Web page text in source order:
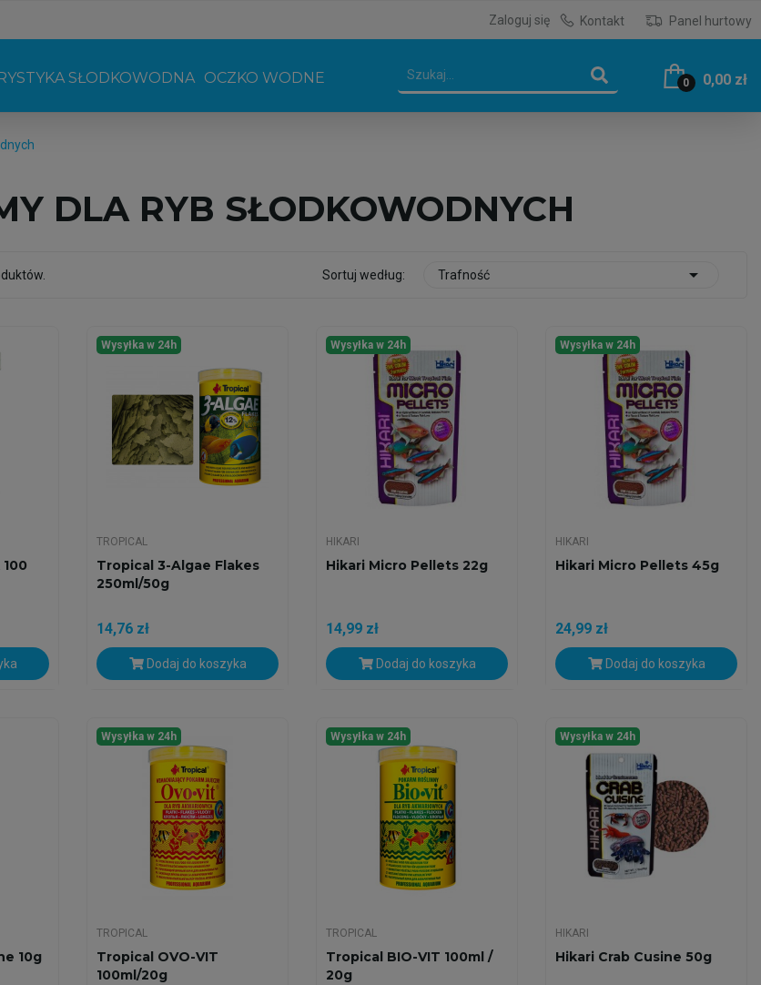
Zaloguj się Kontakt Panel hurtowy
SŁODKOWODNA OCZKO WODNE 0 0,00 zł
DLA RYB SŁODKOWODNYCH
Sortuj według: Trafność 
100
Wysyłka w 24h
TROPICAL
Tropical 3-Algae Flakes
250ml/50g
14,76 zł
Dodaj do koszyka
Wysyłka w 24h
HIKARI
Hikari Micro Pellets 22g
14,99 zł
Dodaj do koszyka
Wysyłka w 24h
HIKARI
Hikari Micro Pellets 45g
24,99 zł
Dodaj do koszyka
10g
Wysyłka w 24h
TROPICAL
Tropical OVO-VIT
100ml/20g
Wysyłka w 24h
TROPICAL
Tropical BIO-VIT 100ml /
20g
Wysyłka w 24h
HIKARI
Hikari Crab Cusine 50g